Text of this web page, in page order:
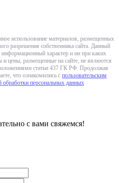
использование материалов, размещенных
разрешения собственника сайта. Данный
информационный характер и ни при каких
цены, размещенные на сайте, не являются
статьи 437 ГК РФ. Продолжая
что ознакомились с пользовательским
обработки персональных данных
с вами свяжемся!